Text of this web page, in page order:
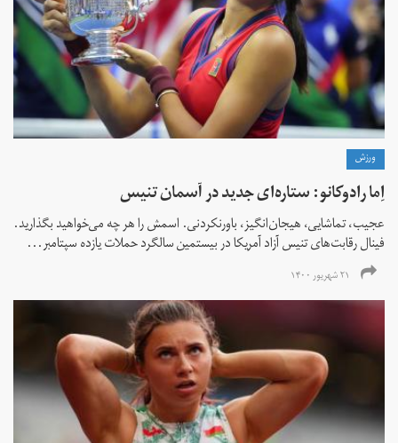
ورزش
اِما رادوکانو: ستاره‌ای جدید در آسمان تنیس
عجیب، تماشایی، هیجان‌انگیز، باورنکردنی. اسمش را هر چه می‌خواهید بگذارید.
فینال رقابت‌های تنیس آزاد آمریکا در بیستمین سالگرد حملات یازده سپتامبر...
۲۱ شهریور ۱۴۰۰